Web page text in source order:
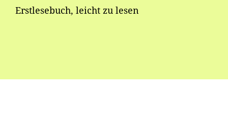
Erstlesebuch, leicht zu lesen